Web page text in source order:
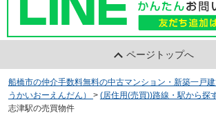
ページトップへ
船橋市の仲介手数料無料の中古マンション・新築一戸
うかいおーえんだん）
> (居住用(売買))路線・駅から探
志津駅の売買物件